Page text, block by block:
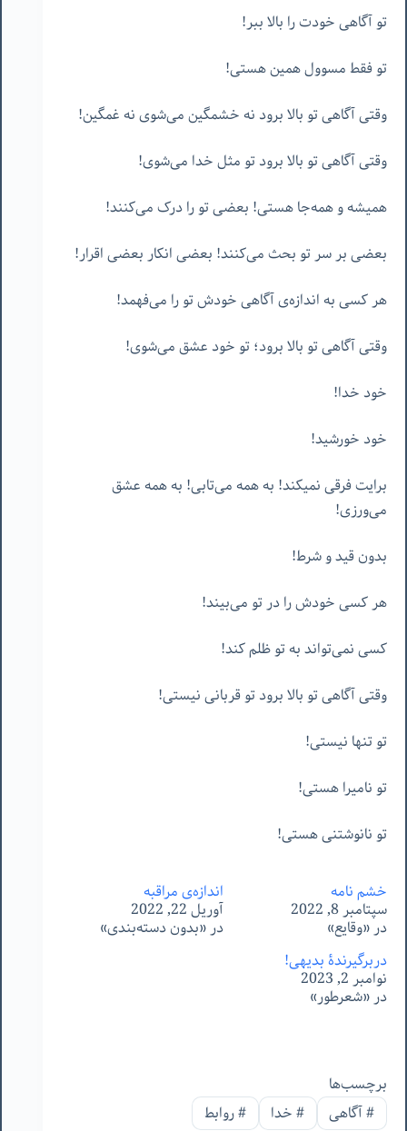
تو آگاهی خودت را بالا ببر!
تو فقط مسوول همین هستی!
وقتی آگاهی تو بالا برود نه خشمگین می‌شوی نه غمگین!
وقتی آگاهی تو بالا برود تو مثل خدا می‌شوی!
همیشه و همه‌جا هستی! بعضی تو را درک می‌کنند!
بعضی بر سر تو بحث می‌کنند! بعضی انکار بعضی اقرار!
هر کسی به اندازه‌ی آگاهی خودش تو را می‌فهمد!
وقتی آگاهی تو بالا برود؛ تو خود عشق می‌شوی!
خود خدا!
خود خورشید!
برایت فرقی نمیکند! به همه می‌تابی! به همه عشق
می‌ورزی!
بدون قید و شرط!
هر کسی خودش را در تو می‌بیند!
کسی نمی‌تواند به تو ظلم کند!
وقتی آگاهی تو بالا برود تو قربانی نیستی!
تو تنها نیستی!
تو نامیرا هستی!
تو نانوشتنی هستی!
خشم نامه
سپتامبر 8, 2022
در «وقایع»
اندازه‌ی مراقبه
آوریل 22, 2022
در «بدون دسته‌بندی»
دربرگیرندۀ بدیهی!
نوامبر 2, 2023
در «شعرطور»
برچسب‌ها
#آگاهی #خدا #روابط